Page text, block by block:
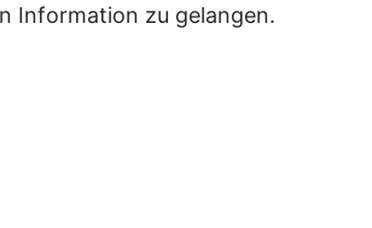
Information zu gelangen.